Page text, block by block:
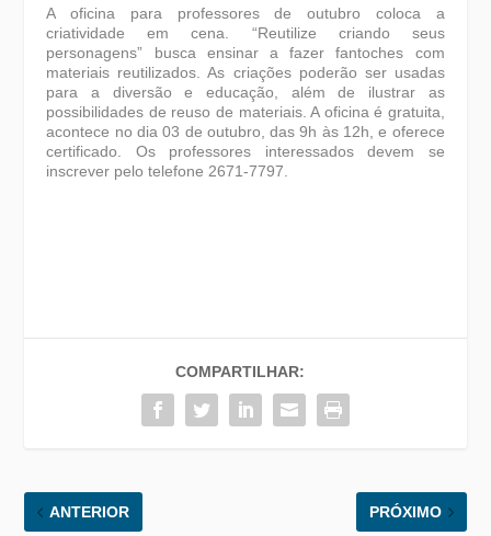
A oficina para professores de outubro coloca a
criatividade em cena. “Reutilize criando seus
personagens” busca ensinar a fazer fantoches com
materiais reutilizados. As criações poderão ser usadas
para a diversão e educação, além de ilustrar as
possibilidades de reuso de materiais. A oficina é gratuita,
acontece no dia 03 de outubro, das 9h às 12h, e oferece
certificado. Os professores interessados devem se
inscrever pelo telefone 2671-7797.
COMPARTILHAR:
ANTERIOR PRÓXIMO